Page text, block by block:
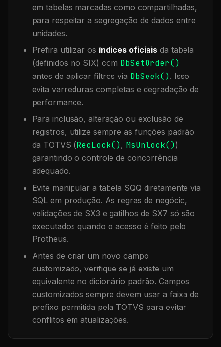
em tabelas marcadas como compartilhadas,
para respeitar a segregação de dados entre
unidades.
Prefira utilizar os índices oficiais da tabela
(definidos no SIX) com DbSetOrder()
antes de aplicar filtros via DbSeek(). Isso
evita varreduras completas e degradação de
performance.
Para inclusão, alteração ou exclusão de
registros, utilize sempre as funções padrão
da TOTVS (RecLock(), MsUnlock())
garantindo o controle de concorrência
adequado.
Evite manipular a tabela SQQ diretamente via
SQL em produção. As regras de negócio,
validações de SX3 e gatilhos de SX7 só são
executados quando o acesso é feito pelo
Protheus.
Antes de criar um novo campo
customizado, verifique se já existe um
equivalente no dicionário padrão. Campos
customizados sempre devem usar a faixa de
prefixo permitida pela TOTVS para evitar
conflitos em atualizações.